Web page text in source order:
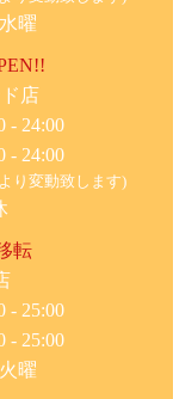
曜
店
- 24:00
- 24:00
り変動致します)
転
- 25:00
- 25:00
曜